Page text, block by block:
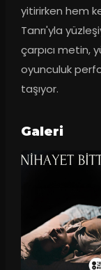
yitirirken hem
Tanrı'yla
çarpıcı metin,
oyunculuk
taşıyor.
Galeri